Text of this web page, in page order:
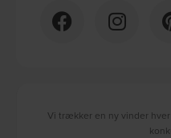
Vi trækker en ny vinder